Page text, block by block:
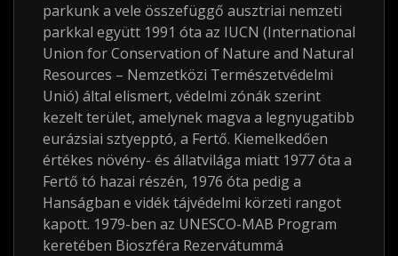
parkunk a vele összefüggő ausztriai nemzeti
parkkal együtt 1991 óta az IUCN (International
Union for Conservation of Nature and Natural
Resources – Nemzetközi Természetvédelmi
Unió) által elismert, védelmi zónák szerint
kezelt terület, amelynek magva a legnyugatibb
eurázsiai sztyepptó, a Fertő. Kiemelkedően
értékes növény- és állatvilága miatt 1977 óta a
Fertő tó hazai részén, 1976 óta pedig a
Hanságban e vidék tájvédelmi körzeti rangot
kapott. 1979-ben az UNESCO-MAB Program
keretében Bioszféra Rezervátummá